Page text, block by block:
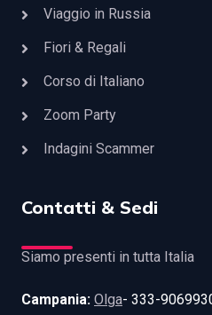
Viaggio in Russia
Fiori & Regali
Corso di Italiano
Zoom Party
Indagini Scammer
Contatti & Sedi
Siamo presenti in tutta Italia
Campania: Olga- 333-